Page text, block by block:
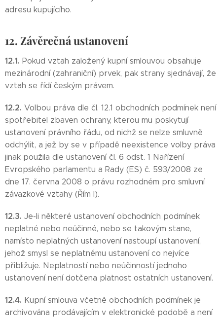
adresu kupujícího.
12. Závěrečná ustanovení
12.1. Pokud vztah založený kupní smlouvou obsahuje
mezinárodní (zahraniční) prvek, pak strany sjednávají, že
vztah se řídí českým právem.
12.2. Volbou práva dle čl. 12.1 obchodních podmínek není
spotřebitel zbaven ochrany, kterou mu poskytují
ustanovení právního řádu, od nichž se nelze smluvně
odchýlit, a jež by se v případě neexistence volby práva
jinak použila dle ustanovení čl. 6 odst. 1 Nařízení
Evropského parlamentu a Rady (ES) č. 593/2008 ze
dne 17. června 2008 o právu rozhodném pro smluvní
závazkové vztahy (Řím I).
12.3. Je-li některé ustanovení obchodních podmínek
neplatné nebo neúčinné, nebo se takovým stane,
namísto neplatných ustanovení nastoupí ustanovení,
jehož smysl se neplatnému ustanovení co nejvíce
přibližuje. Neplatností nebo neúčinností jednoho
ustanovení není dotčena platnost ostatních ustanovení.
12.4. Kupní smlouva včetně obchodních podmínek je
archivována prodávajícím v elektronické podobě a není